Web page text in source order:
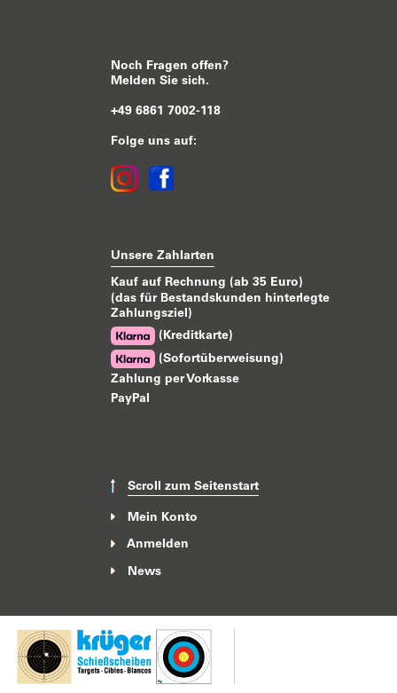
Noch Fragen offen?
Melden Sie sich.
+49 6861 7002-118
Folge uns auf:
Unsere Zahlarten
Kauf auf Rechnung (ab 35 Euro)
(das für Bestandskunden hinterlegte
Zahlungsziel)
(Kreditkarte)
(Sofortüberweisung)
Zahlung per Vorkasse
PayPal
Scroll zum Seitenstart
Mein Konto
Anmelden
News